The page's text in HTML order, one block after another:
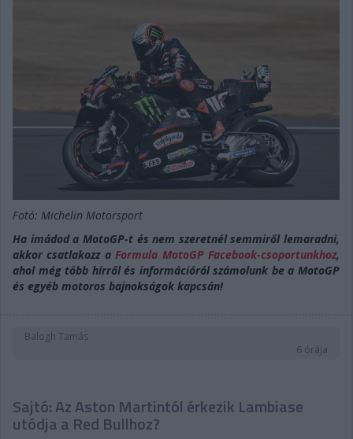
Fotó: Michelin Motorsport
Ha imádod a MotoGP-t és nem szeretnél semmiről lemaradni,
akkor csatlakozz a Formula MotoGP Facebook-csoportunkhoz,
ahol még több hírről és információról számolunk be a MotoGP
és egyéb motoros bajnokságok kapcsán!
Balogh Tamás
6 órája
Sajtó: Az Aston Martintól érkezik Lambiase
utódja a Red Bullhoz?